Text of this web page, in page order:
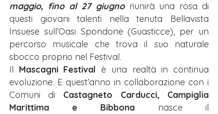
maggio, fino al 27 giugnoriunirà una rosa di
questi giovani talenti nella tenuta Bellavista
Insuese sull’Oasi Spondone (Guasticce), per un
percorso musicale che trova il suo naturale
sbocco proprio nel Festival.
Il Mascagni Festival è una realtà in continua
evoluzione. E quest’anno in collaborazione con i
Comuni di Castagneto Carducci, Campiglia
Marittima e Bibbona nasce il